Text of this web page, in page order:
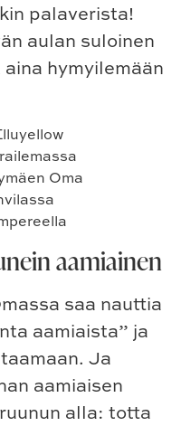
palaverista!
aulan suloinen
hymyilemään
aamiainen
saa nauttia
aamiaista” ja
Ja
aamiaisen
alla: totta